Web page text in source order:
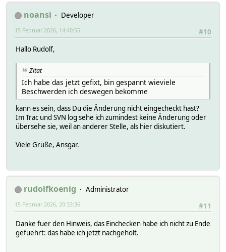
noansi
Developer
#10
15 Februar 2026, 14:40:55
Hallo Rudolf,
Zitat
Ich habe das jetzt gefixt, bin gespannt wieviele
Beschwerden ich deswegen bekomme
kann es sein, dass Du die Änderung nicht eingecheckt hast?
Im Trac und SVN log sehe ich zumindest keine Änderung oder
übersehe sie, weil an anderer Stelle, als hier diskutiert.
Viele Grüße, Ansgar.
rudolfkoenig
Administrator
#11
15 Februar 2026, 20:33:36
Danke fuer den Hinweis, das Einchecken habe ich nicht zu Ende
gefuehrt: das habe ich jetzt nachgeholt.